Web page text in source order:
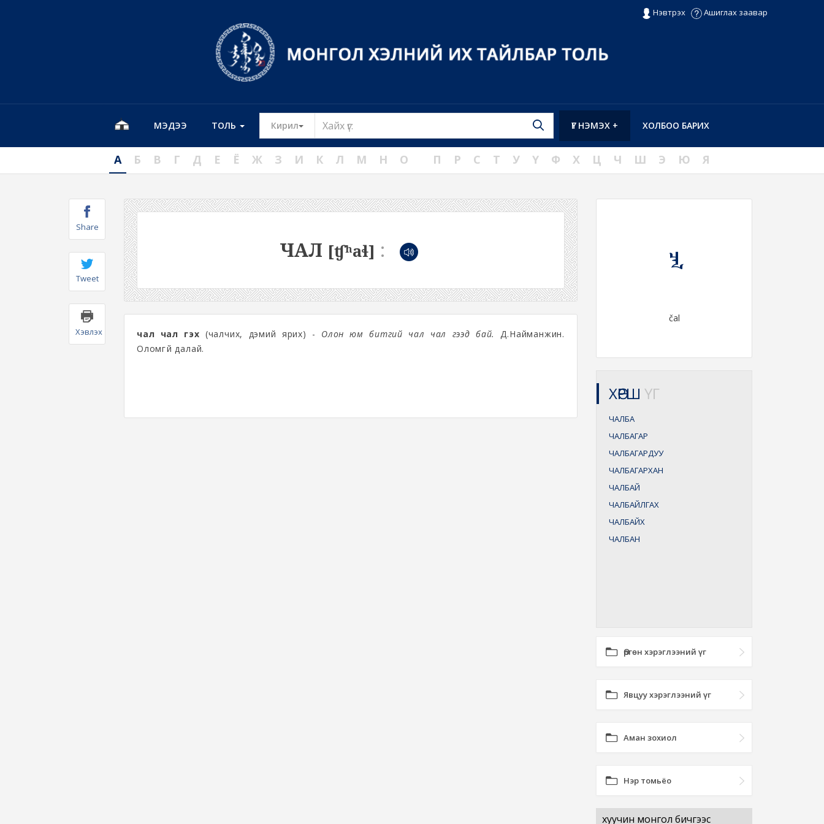
Нэвтрэх Ашиглах заавар
МЭДЭЭ ТОЛЬ Кирил Toggle Dropdown ХОЛБОО БАРИХ
ҮГ НЭМЭХ +
А Б В Г Д Е Ё Ж З И К Л М Н О П Р С Т У Ү Ф Х Ц Ч Ш Э Ю Я
Share
Tweet
Хэвлэх
ЧАЛ [ʧʰaɬ] :
чал чал гэх (чалчих, дэмий ярих) - Олон юм битгий чал чал гээд бай.
Д.Найманжин.
Оломгүй далай.
ᠴᠠᠯ
čal
ХӨРШ ҮГ
ЧАЛБА
ЧАЛБАГАР
ЧАЛБАГАРДУУ
ЧАЛБАГАРХАН
ЧАЛБАЙ
ЧАЛБАЙЛГАХ
ЧАЛБАЙХ
ЧАЛБАН
Өргөн хэрэглээний үг
Явцуу хэрэглээний үг
Аман зохиол
Нэр томьёо
хуучин монгол бичгээс